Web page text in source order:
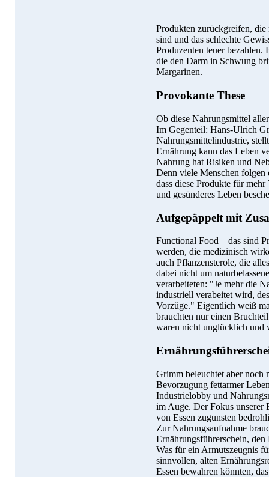
Produkten zurückgreifen,
sind und das schlechte
Produzenten teuer bezahlen.
die den Darm in Schwung
Margarinen.
Provokante These
Ob diese Nahrungsmittel
Im Gegenteil: Hans-Ulrich
Nahrungsmittelindustrie,
Ernährung kann das Leben
Nahrung hat Risiken und
Denn viele Menschen folgen
dass diese Produkte für
und gesünderes Leben
Aufgepäppelt mit
Functional Food – das sind
werden, die medizinisch
auch Pflanzensterole, die
dabei nicht um
verarbeiteten: "Je mehr die
industriell verabeitet wird,
Vorzüge." Eigentlich weiß
brauchten nur einen
waren nicht unglücklich und
Grimm beleuchtet aber noch
Bevorzugung fettarmer
Industrielobby und
im Auge. Der Fokus unserer
von Essen zugunsten
Zur Nahrungsaufnahme
Ernährungsführerschein,
Was für ein Armutszeugnis
sinnvollen, alten
Essen bewahren könnten,